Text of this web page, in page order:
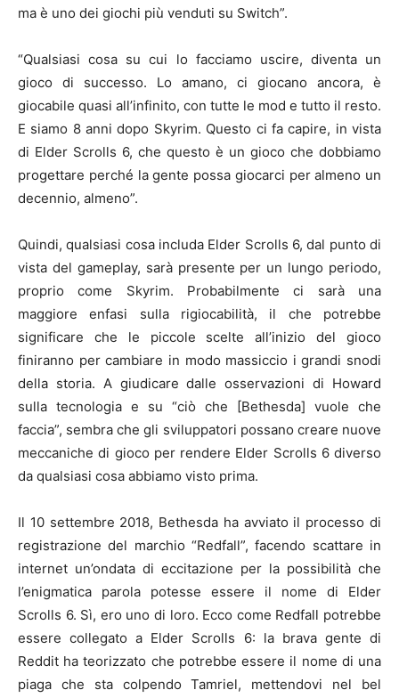
ma è uno dei giochi più venduti su Switch”.
“Qualsiasi cosa su cui lo facciamo uscire, diventa un
gioco di successo. Lo amano, ci giocano ancora, è
giocabile quasi all’infinito, con tutte le mod e tutto il resto.
E siamo 8 anni dopo Skyrim. Questo ci fa capire, in vista
di Elder Scrolls 6, che questo è un gioco che dobbiamo
progettare perché la gente possa giocarci per almeno un
decennio, almeno”.
Quindi, qualsiasi cosa includa Elder Scrolls 6, dal punto di
vista del gameplay, sarà presente per un lungo periodo,
proprio come Skyrim. Probabilmente ci sarà una
maggiore enfasi sulla rigiocabilità, il che potrebbe
significare che le piccole scelte all’inizio del gioco
finiranno per cambiare in modo massiccio i grandi snodi
della storia. A giudicare dalle osservazioni di Howard
sulla tecnologia e su “ciò che [Bethesda] vuole che
faccia”, sembra che gli sviluppatori possano creare nuove
meccaniche di gioco per rendere Elder Scrolls 6 diverso
da qualsiasi cosa abbiamo visto prima.
Il 10 settembre 2018, Bethesda ha avviato il processo di
registrazione del marchio “Redfall”, facendo scattare in
internet un’ondata di eccitazione per la possibilità che
l’enigmatica parola potesse essere il nome di Elder
Scrolls 6. Sì, ero uno di loro. Ecco come Redfall potrebbe
essere collegato a Elder Scrolls 6: la brava gente di
Reddit ha teorizzato che potrebbe essere il nome di una
piaga che sta colpendo Tamriel, mettendovi nel bel